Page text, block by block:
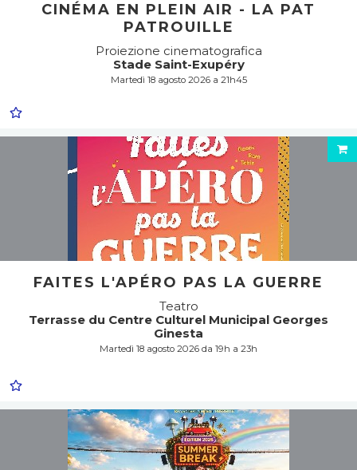
CINÉMA EN PLEIN AIR - LA PAT
PATROUILLE
Proiezione cinematografica
Stade Saint-Exupéry
Martedì 18 agosto 2026 a 21h45
FAITES L'APÉRO PAS LA GUERRE
Teatro
Terrasse du Centre Culturel Municipal Georges
Ginesta
Martedì 18 agosto 2026 da 19h a 23h